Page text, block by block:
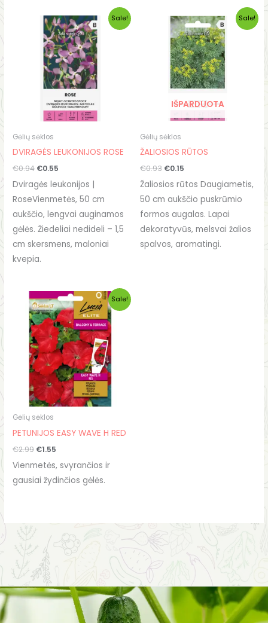
Sale!
Gėlių sėklos
DVIRAGĖS LEUKONIJOS ROSE
€0.94
Original
price
was:
€0.94.
€0.55
Current
price
is:
€0.55.
Dviragės leukonijos |
RoseVienmetės, 50 cm
aukščio, lengvai auginamos
gėlės. Žiedeliai nedideli – 1,5
cm skersmens, maloniai
kvepia.
Sale!
IŠPARDUOTA
Gėlių sėklos
ŽALIOSIOS RŪTOS
€0.93
Original
price
was:
€0.93.
€0.15
Current
price
is:
€0.15.
Žaliosios rūtos Daugiametis,
50 cm aukščio puskrūmio
formos augalas. Lapai
dekoratyvūs, melsvai žalios
spalvos, aromatingi.
Sale!
Gėlių sėklos
PETUNIJOS EASY WAVE H RED
€2.99
Original
price
was:
€2.99.
€1.55
Current
price
is:
€1.55.
Vienmetės, svyrančios ir
gausiai žydinčios gėlės.